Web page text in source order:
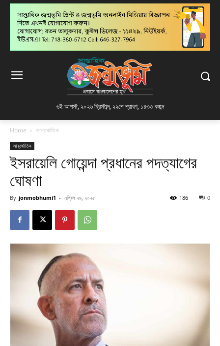
৬ই আগস্ট, ২০২৬ খ্রিস্টাব্দ, ২২শে শ্রাবণ, ১৪৩৩ বঙ্গাব্দ
Home আন্তর্জাতিক
আন্তর্জাতিক
ইসরায়েলি গোয়েন্দা প্রধানের পদত্যাগের
ঘোষণা
By jonmobhumi1 - এপ্রিল ২৯, ২০২৫ 0
186